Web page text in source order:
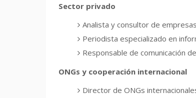
Sector privado
Analista y consultor de
Periodista especializado en
Responsable de comunicación
ONGs y cooperación internacional
Director de ONGs